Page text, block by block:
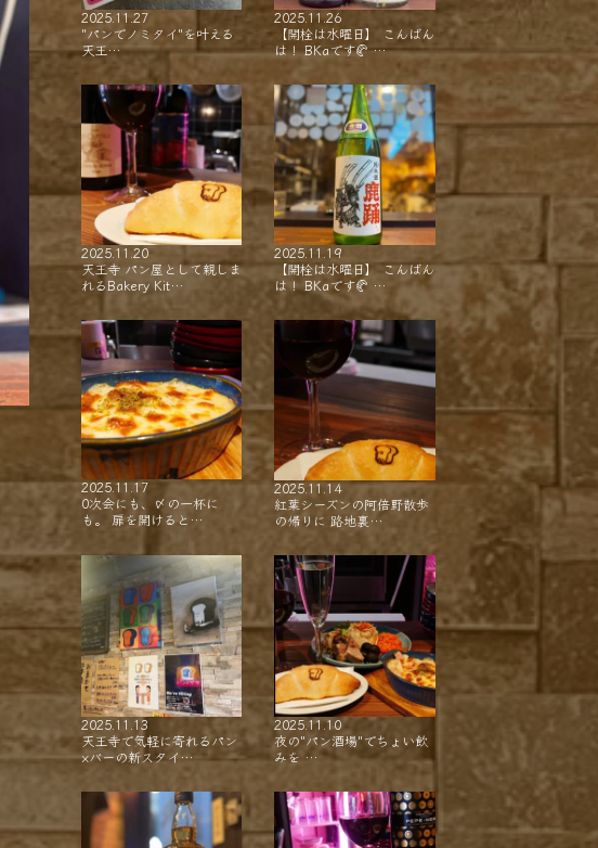
2025.11.27
"パンでノミタイ"を叶える
天王…
2025.11.26
【開栓は水曜日】 こんばん
は！ BKaです🥐 …
2025.11.20
天王寺 パン屋として親しま
れるBakery Kit…
2025.11.19
【開栓は水曜日】 こんばん
は！ BKaです🥐 …
2025.11.17
0次会にも、〆の一杯に
も。 扉を開けると…
2025.11.14
紅葉シーズンの阿倍野散歩
の帰りに 路地裏…
2025.11.13
天王寺で気軽に寄れるパン
×バーの新スタイ…
2025.11.10
夜の"パン酒場"でちょい飲
みを …